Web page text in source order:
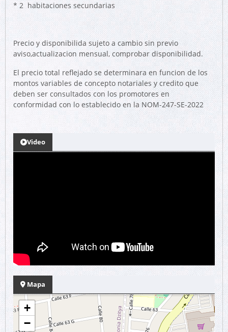
* 2 habitaciones secundarias
Precio y disponibilida sujeto a cambio sin previo
aviso,actualizacion mensual, comprobar disponibilidad.
El precio total reflejado se determinara en funcion de los
montos variables de concepto notariales y credito que
deben ser consultados con los promotores en
conformidad con lo establecido en la NOM-247-SE-2022
Video
Mapa
+
−